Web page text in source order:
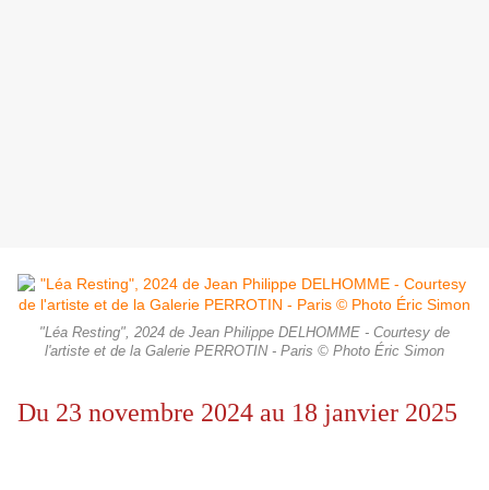
"Léa Resting", 2024 de Jean Philippe DELHOMME - Courtesy de
l'artiste et de la Galerie PERROTIN - Paris © Photo Éric Simon
Du 23 novembre 2024 au 18 janvier 2025